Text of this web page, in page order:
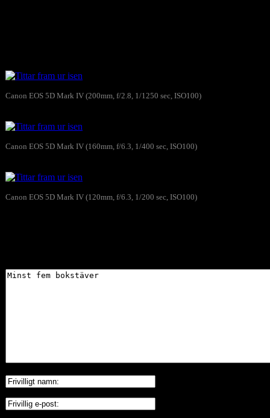
Canon EOS 5D Mark IV (200mm, f/2.8, 1/1250 sec, ISO100)
Canon EOS 5D Mark IV (160mm, f/6.3, 1/400 sec, ISO100)
Canon EOS 5D Mark IV (120mm, f/6.3, 1/200 sec, ISO100)